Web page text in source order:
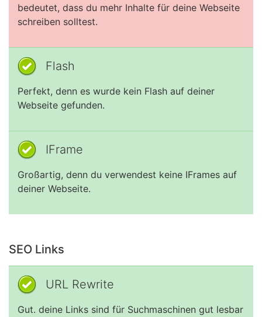
bedeutet, dass du mehr Inhalte für deine Webseite
schreiben solltest.
Flash
Perfekt, denn es wurde kein Flash auf deiner
Webseite gefunden.
IFrame
Großartig, denn du verwendest keine IFrames auf
deiner Webseite.
SEO Links
URL Rewrite
Gut. deine Links sind für Suchmaschinen gut lesbar